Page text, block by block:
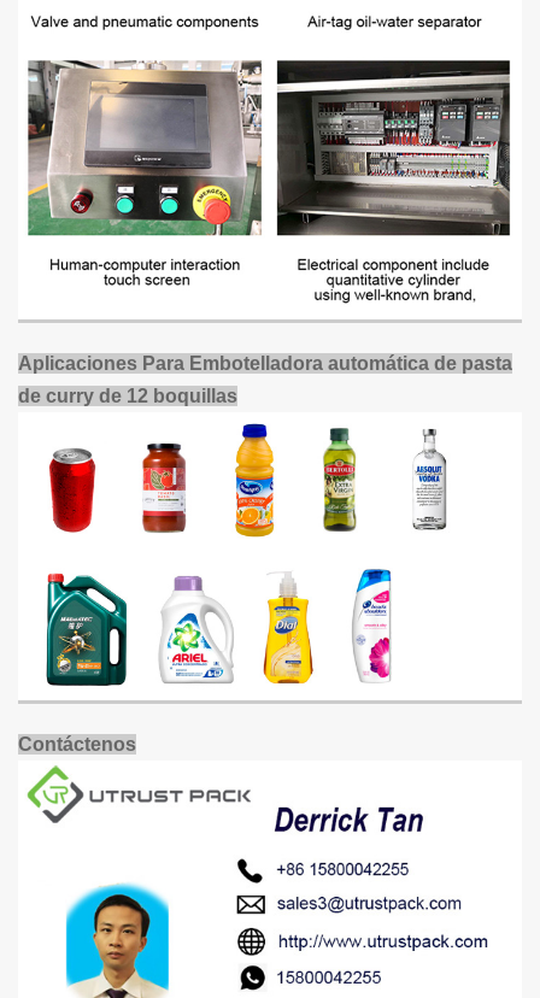
Aplicaciones Para Embotelladora automática de pasta
de curry de 12 boquillas
Contáctenos